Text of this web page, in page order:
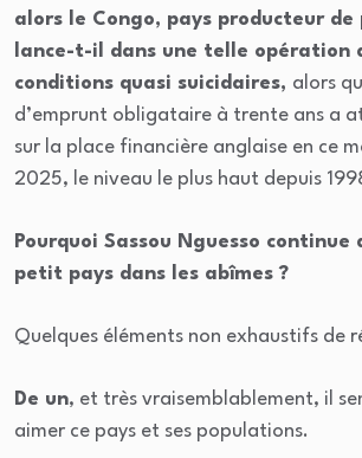
alors le Congo, pays producteur de
lance-t-il dans une telle opération
conditions quasi suicidaires, alors
d’emprunt obligataire à trente ans a
sur la place financière anglaise en ce
2025, le niveau le plus haut depuis
Pourquoi Sassou Nguesso continue
petit pays dans les abîmes ?
Quelques éléments non exhaustifs de
De un, et très vraisemblablement, il
aimer ce pays et ses populations.